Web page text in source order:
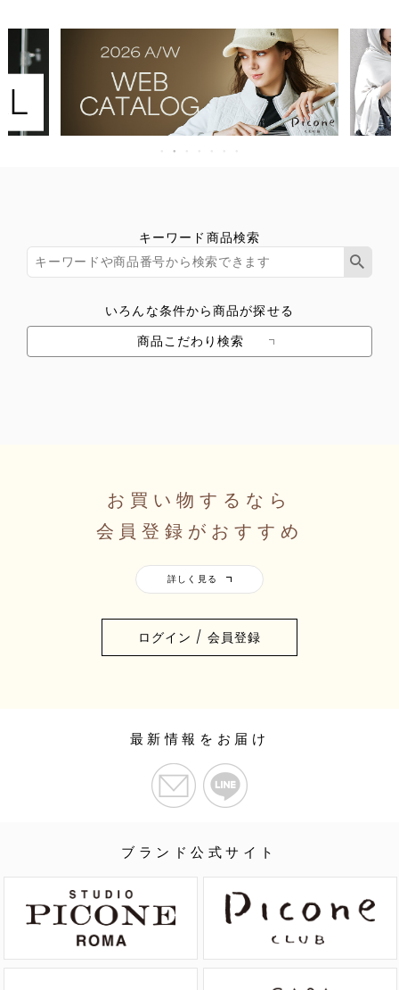
キーワード商品検索
いろんな条件から商品が探せる
商品こだわり検索
お買い物するなら
会員登録がおすすめ
ログイン / 会員登録
ブランド公式サイト
最新情報をお届け